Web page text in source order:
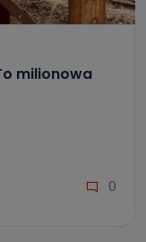
milionowa
0